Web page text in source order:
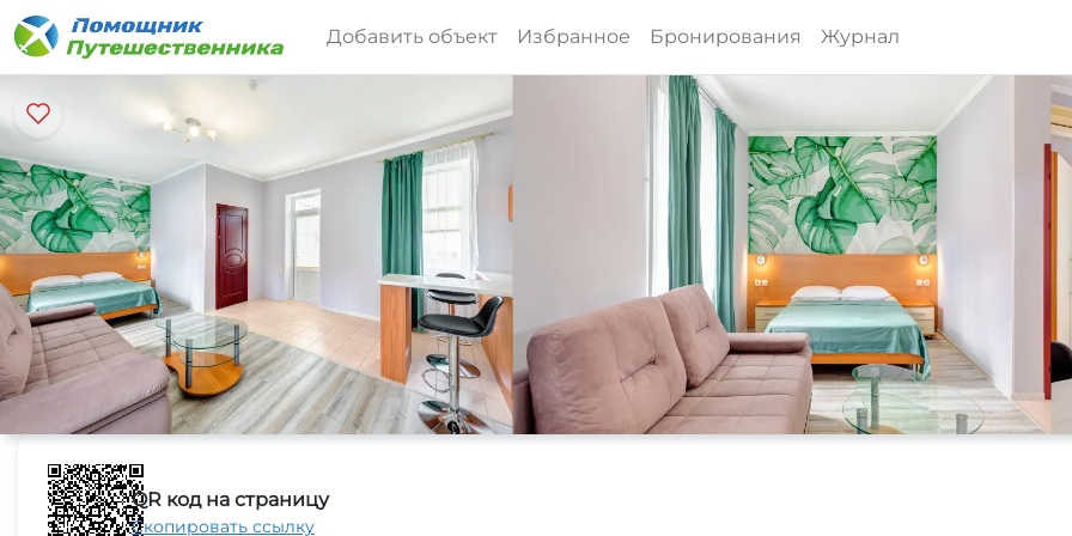
Добавить объект Избранное Бронирования Журнал
QR код на страницу
Скопировать ссылку